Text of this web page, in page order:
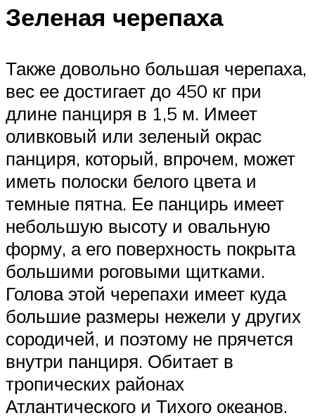
Зеленая черепаха
Также довольно большая черепаха,
вес ее достигает до 450 кг при
длине панциря в 1,5 м. Имеет
оливковый или зеленый окрас
панциря, который, впрочем, может
иметь полоски белого цвета и
темные пятна. Ее панцирь имеет
небольшую высоту и овальную
форму, а его поверхность покрыта
большими роговыми щитками.
Голова этой черепахи имеет куда
большие размеры нежели у других
сородичей, и поэтому не прячется
внутри панциря. Обитает в
тропических районах
Атлантического и Тихого океанов.